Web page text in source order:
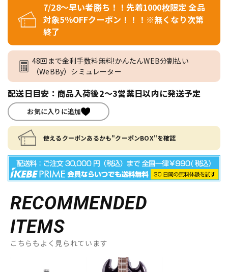
7/28～早い者勝ち！！先着1000枚限定 全品
対象5％OFFクーポン！！！※無くなり次第
終了
48回まで金利手数料無料!かんたんWEB分割払い
（WeBBy）シミュレーター
配送日目安：商品入荷後2～3営業日以内に発送予定
お気に入りに追加
使えるクーポンあるかも"クーポンBOX"を確認
RECOMMENDED
ITEMS
こちらもよく見られています